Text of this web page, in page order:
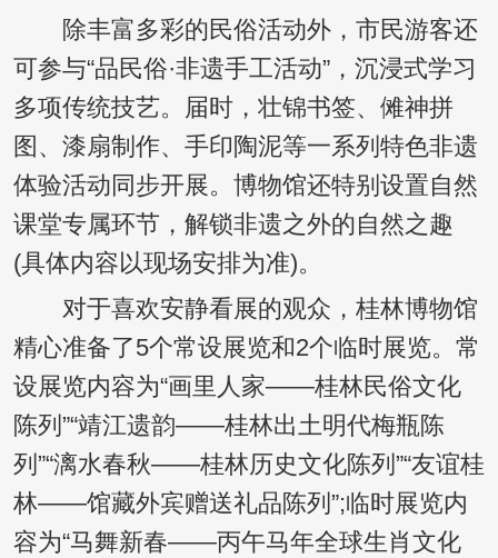
除丰富多彩的民俗活动外，市民游客还
可参与“品民俗·非遗手工活动”，沉浸式学习
多项传统技艺。届时，壮锦书签、傩神拼
图、漆扇制作、手印陶泥等一系列特色非遗
体验活动同步开展。博物馆还特别设置自然
课堂专属环节，解锁非遗之外的自然之趣
(具体内容以现场安排为准)。
对于喜欢安静看展的观众，桂林博物馆
精心准备了5个常设展览和2个临时展览。常
设展览内容为“画里人家——桂林民俗文化
陈列”“靖江遗韵——桂林出土明代梅瓶陈
列”“漓水春秋——桂林历史文化陈列”“友谊桂
林——馆藏外宾赠送礼品陈列”;临时展览内
容为“马舞新春——丙午马年全球生肖文化